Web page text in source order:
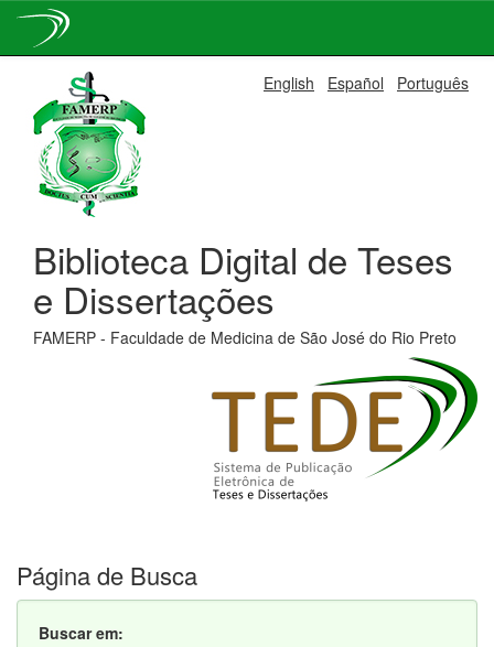
navigation
English Español Português
Biblioteca Digital de Teses
e Dissertações
FAMERP - Faculdade de Medicina de São José do Rio Preto
Página de Busca
Buscar em: